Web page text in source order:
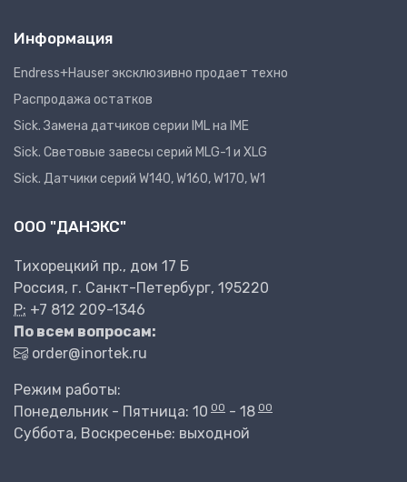
Информация
Endress+Hauser эксклюзивно продает техно
Распродажа остатков
Sick. Замена датчиков серии IML на IME
Sick. Световые завесы серий MLG-1 и XLG
Sick. Датчики серий W140, W160, W170, W1
ООО "ДАНЭКС"
Тихорецкий пр., дом 17 Б
Россия, г. Санкт-Петербург, 195220
P: +7 812 209-1346
По всем вопросам:
order@inortek.ru
Режим работы:
Понедельник - Пятница: 10 00 - 18 00
Суббота, Воскресенье: выходной